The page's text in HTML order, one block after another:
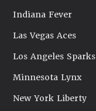
Indiana Fever
Las Vegas Aces
Los Angeles Sparks
Minnesota Lynx
New York Liberty